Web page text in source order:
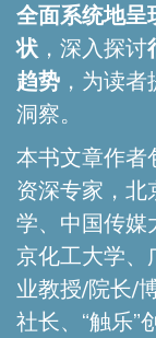
全面系统地呈
状 ，深入探讨
趋势 ，为读
洞察。
本书文章作者
资深专家，北
学、中国传媒
京化工大学、
业教授/院长/
社长、“触乐”